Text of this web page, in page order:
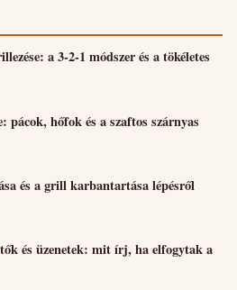
a 3-2-1 módszer és a tökéletes
pácok, hőfok és a szaftos szárnyas
és a grill karbantartása lépésről
és üzenetek: mit írj, ha elfogytak a